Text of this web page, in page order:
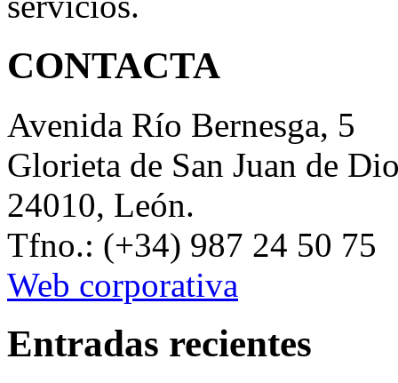
CONTACTA
Avenida Río Bernesga, 5
Glorieta de San Juan de
24010, León.
Tfno.: (+34) 987 24 50 75
Web corporativa
Entradas recientes